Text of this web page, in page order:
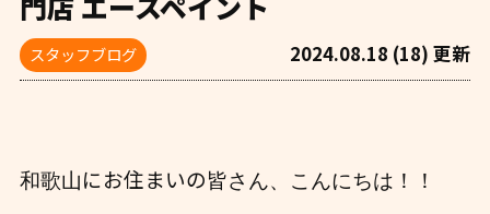
スタッフブログ 2024.08.18 (18) 更新
和歌山にお住まいの皆さん、こんにちは！！